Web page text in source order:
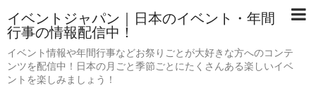
イベントジャパン｜日本のイベント・年間
行事の情報配信中！
イベント情報や年間行事などお祭りごとが大好きな方へのコンテ
ンツを配信中！日本の月ごと季節ごとにたくさんある楽しいイベ
ントを楽しみましょう！